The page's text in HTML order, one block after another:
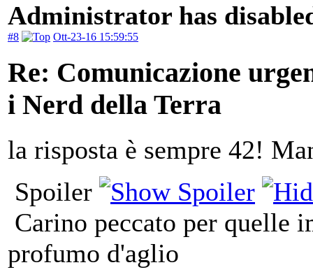
Administrator has
#8 Ott-23-16 15:59:55
Re: Comunicazione
i Nerd della Terra
la risposta è sempre 42!
Spoiler
Carino peccato per quelle
profumo d'aglio